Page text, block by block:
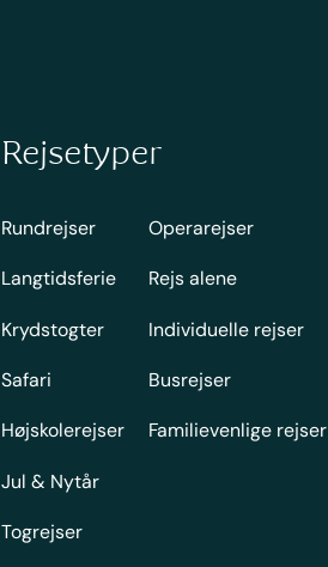
Rejsetyper
Rundrejser
Langtidsferie
Krydstogter
Safari
Højskolerejser
Jul & Nytår
Togrejser
Operarejser
Rejs alene
Individuelle rejser
Busrejser
Familievenlige rejser